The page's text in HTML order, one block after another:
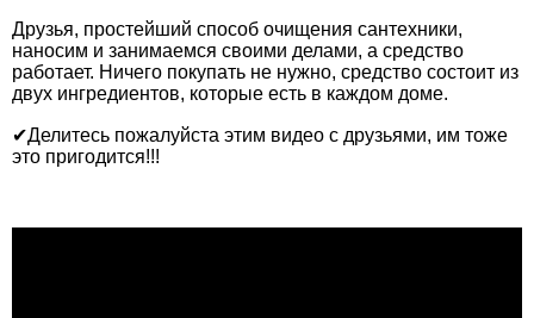
Друзья, простейший способ очищения сантехники,
наносим и занимаемся своими делами, а средство
работает. Ничего покупать не нужно, средство состоит из
двух ингредиентов, которые есть в каждом доме.
✔Делитесь пожалуйста этим видео с друзьями, им тоже
это пригодится!!!